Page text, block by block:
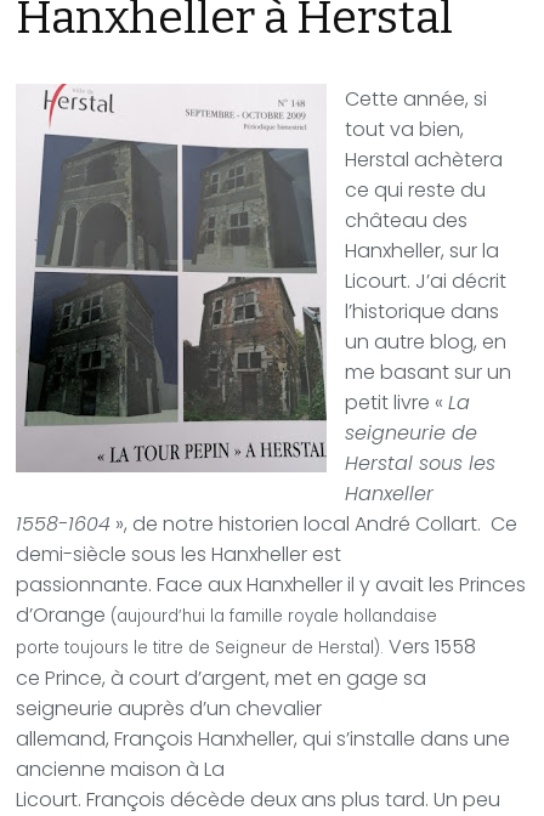
Hanxheller à Herstal
Cette année, si
tout va bien,
Herstal achètera
ce qui reste du
château des
Hanxheller, sur la
Licourt. J’ai décrit
l’historique dans
un autre blog, en
me basant sur un
petit livre «La
seigneurie de
Herstal sous les
Hanxeller
1558-1604 », de notre historien local André Collart. Ce
demi-siècle sous les Hanxheller est
passionnante. Face aux Hanxheller il y avait les Princes
d’Orange (aujourd’hui la famille royale hollandaise
porte toujours le titre de Seigneur de Herstal). Vers 1558
ce Prince, à court d’argent, met en gage sa
seigneurie auprès d’un chevalier
allemand, François Hanxheller, qui s’installe dans une
ancienne maison à La
Licourt. François décède deux ans plus tard. Un peu